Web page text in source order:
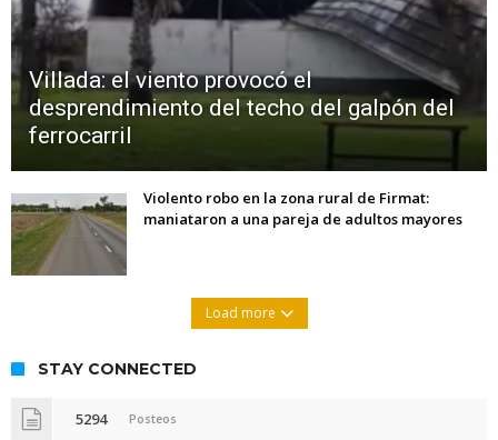
Villada: el viento provocó el
desprendimiento del techo del galpón del
ferrocarril
Violento robo en la zona rural de Firmat:
maniataron a una pareja de adultos mayores
Load more
STAY CONNECTED
5294 Posteos